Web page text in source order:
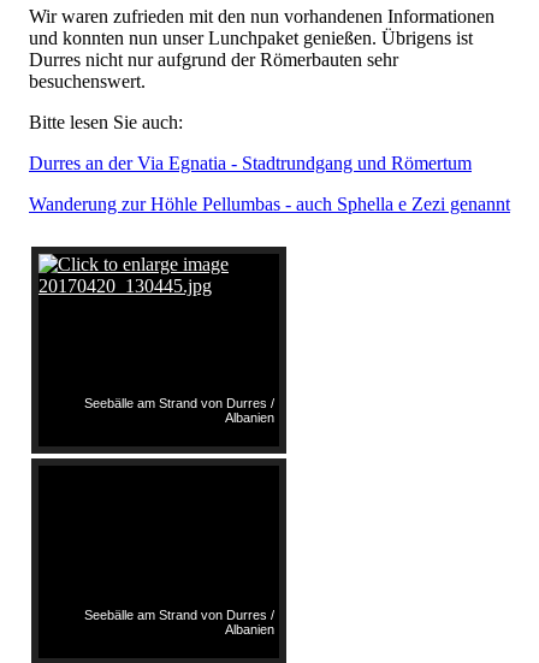
Wir waren zufrieden mit den nun vorhandenen Informationen
und konnten nun unser Lunchpaket genießen. Übrigens ist
Durres nicht nur aufgrund der Römerbauten sehr
besuchenswert.
Bitte lesen Sie auch:
Durres an der Via Egnatia - Stadtrundgang und Römertum
Wanderung zur Höhle Pellumbas - auch Sphella e Zezi genannt
Seebälle am Strand von Durres /
Albanien
Seebälle am Strand von Durres /
Albanien